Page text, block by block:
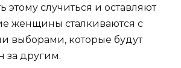
этому случиться и оставляют
женщины сталкиваются с
выборами, которые будут
за другим.